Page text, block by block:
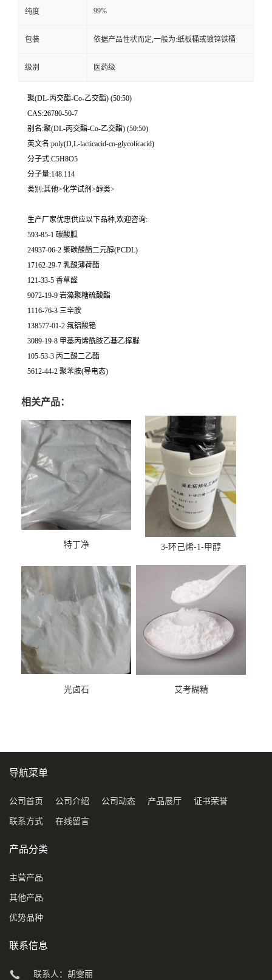
纯度 99%
包装 依据产品性状而定,一般为:纸板桶或镀锌铁桶
级别 医药级
聚(DL-丙交酯-Co-乙交酯) (50:50)
CAS:26780-50-7
别名:聚(DL-丙交酯-Co-乙交酯) (50:50)
英文名:poly(D,L-lacticacid-co-glycolicacid)
分子式:C5H8O5
分子量:148.114
类别:其他>化学试剂>醇类>
生产厂家优惠供应以下品种,欢迎咨询:
593-85-1 碳酸胍
24937-06-2 聚碳酸酯二元醇(PCDL)
17162-29-7 乳酸薄荷酯
121-33-5 香草醛
9072-19-9 岩藻聚糖硫酸酯
1116-76-3 三辛胺
138577-01-2 氟铝酸铯
3089-19-8 甲基丙烯酰胺乙基乙撑脲
105-53-3 丙二酸二乙酯
5612-44-2 聚苯胺(导电态)
相关产品：
特丁净 3-环己烯-1-甲醇
光卤石 艾考糊精
导航菜单
公司首页 公司介绍 公司动态 产品展厅 证书荣誉
联系方式 在线留言
产品分类
主营产品
其他产品
优势品种
联系信息
联系人：胡雯丽